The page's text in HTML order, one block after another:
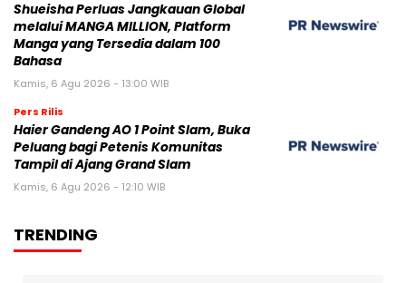
Shueisha Perluas Jangkauan Global
melalui MANGA MILLION, Platform
Manga yang Tersedia dalam 100
Bahasa
Kamis, 6 Agu 2026 - 13:00 WIB
Pers Rilis
Haier Gandeng AO 1 Point Slam, Buka
Peluang bagi Petenis Komunitas
Tampil di Ajang Grand Slam
Kamis, 6 Agu 2026 - 12:10 WIB
TRENDING